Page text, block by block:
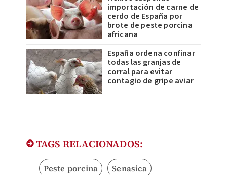
importación de carne de
cerdo de España por
brote de peste porcina
africana
España ordena confinar
todas las granjas de
corral para evitar
contagio de gripe aviar
TAGS RELACIONADOS:
Peste porcina Senasica